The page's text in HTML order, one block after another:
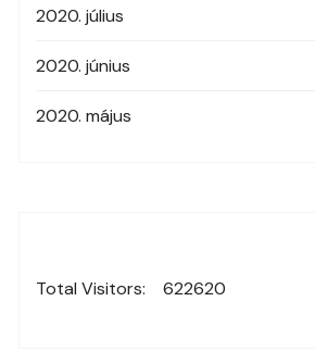
2020. július
2020. június
2020. május
Total Visitors: 622620